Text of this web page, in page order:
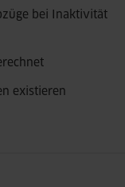
bei Inaktivität
existieren